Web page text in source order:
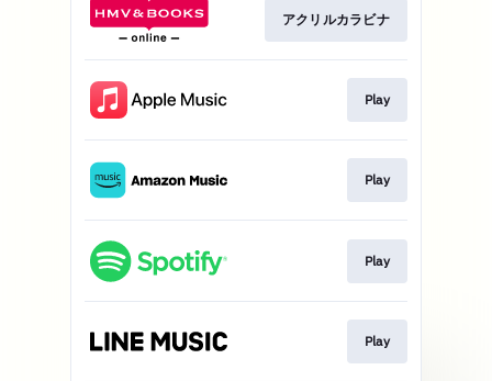
アクリルカラビナ
Play
Play
Play
Play